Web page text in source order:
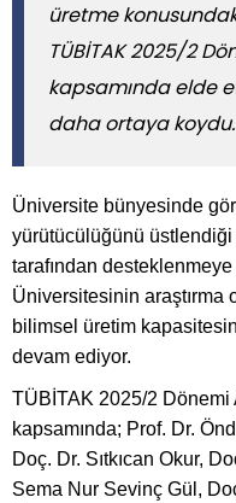
üretme
TÜBİTAK 2025/2
kapsamında elde
daha ortaya koydu.
Üniversite bünyesinde
yürütücülüğünü
tarafından
Üniversitesinin araştırma
bilimsel üretim
devam ediyor.
TÜBİTAK 2025/2 Dönemi
kapsamında; Prof. Dr.
Doç. Dr. Sıtkıcan Okur,
Sema Nur Sevinç Gül,